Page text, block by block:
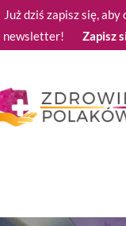
Już dziś zapisz się,
newsletter!
Zapisz